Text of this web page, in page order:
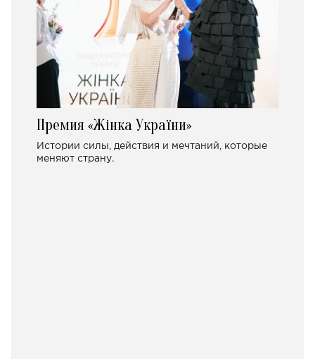
Премия «Жінка України»
Истории силы, действия и мечтаний, которые
меняют страну.